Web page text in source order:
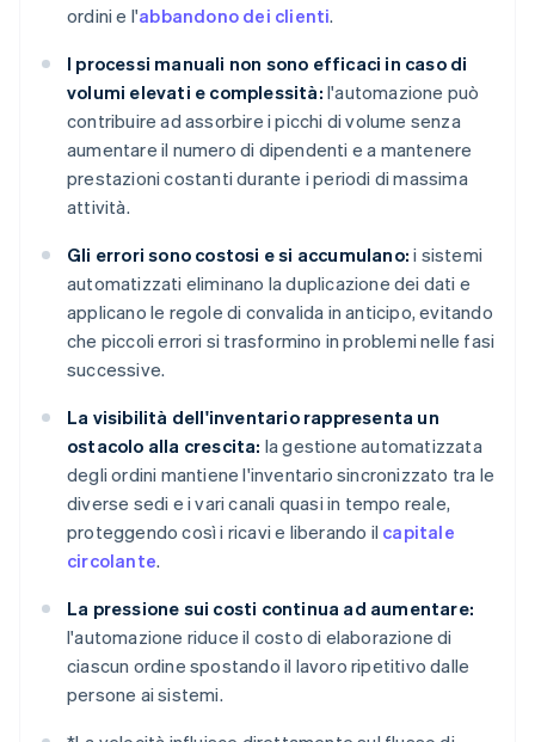
ordini e l'abbandono dei clienti.
I processi manuali non sono efficaci in caso di
volumi elevati e complessità: l'automazione può
contribuire ad assorbire i picchi di volume senza
aumentare il numero di dipendenti e a mantenere
prestazioni costanti durante i periodi di massima
attività.
Gli errori sono costosi e si accumulano: i sistemi
automatizzati eliminano la duplicazione dei dati e
applicano le regole di convalida in anticipo, evitando
che piccoli errori si trasformino in problemi nelle fasi
successive.
La visibilità dell'inventario rappresenta un
ostacolo alla crescita: la gestione automatizzata
degli ordini mantiene l'inventario sincronizzato tra le
diverse sedi e i vari canali quasi in tempo reale,
proteggendo così i ricavi e liberando il capitale
circolante.
La pressione sui costi continua ad aumentare:
l'automazione riduce il costo di elaborazione di
ciascun ordine spostando il lavoro ripetitivo dalle
persone ai sistemi.